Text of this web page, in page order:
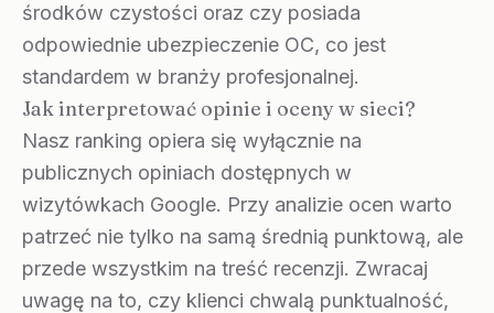
środków czystości oraz czy posiada
odpowiednie ubezpieczenie OC, co jest
standardem w branży profesjonalnej.
Jak interpretować opinie i oceny w sieci?
Nasz ranking opiera się wyłącznie na
publicznych opiniach dostępnych w
wizytówkach Google. Przy analizie ocen warto
patrzeć nie tylko na samą średnią punktową, ale
przede wszystkim na treść recenzji. Zwracaj
uwagę na to, czy klienci chwalą punktualność,